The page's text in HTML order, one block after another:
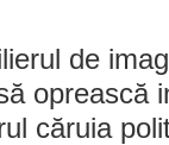
de
oprească
căruia